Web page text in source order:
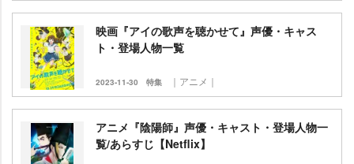
映画『アイの歌声を聴かせて』声優・キャス
ト・登場人物一覧
2023-11-30 特集 ｜アニメ｜
アニメ『陰陽師』声優・キャスト・登場人物一
覧/あらすじ【Netflix】